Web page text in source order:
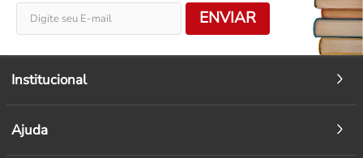
ENVIAR
Institucional
Ajuda